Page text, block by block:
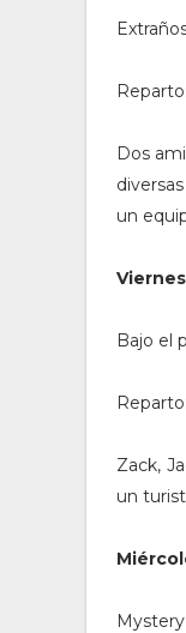
Dos
un
Bajo el
Zack,
un